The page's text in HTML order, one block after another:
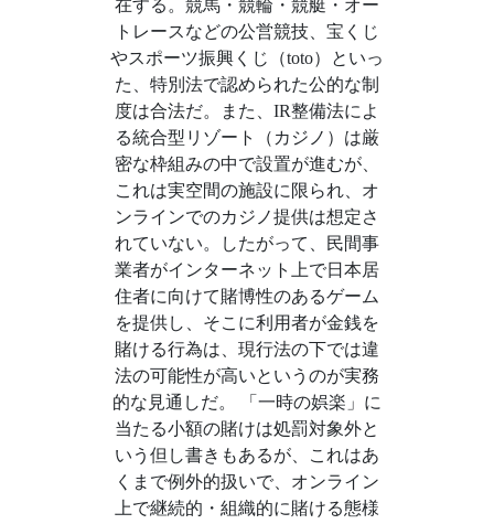
在する。競馬・競輪・競艇・オー
トレースなどの公営競技、宝くじ
やスポーツ振興くじ（toto）といっ
た、特別法で認められた公的な制
度は合法だ。また、IR整備法によ
る統合型リゾート（カジノ）は厳
密な枠組みの中で設置が進むが、
これは実空間の施設に限られ、オ
ンラインでのカジノ提供は想定さ
れていない。したがって、民間事
業者がインターネット上で日本居
住者に向けて賭博性のあるゲーム
を提供し、そこに利用者が金銭を
賭ける行為は、現行法の下では違
法の可能性が高いというのが実務
的な見通しだ。 「一時の娯楽」に
当たる小額の賭けは処罰対象外と
いう但し書きもあるが、これはあ
くまで例外的扱いで、オンライン
上で継続的・組織的に賭ける態様